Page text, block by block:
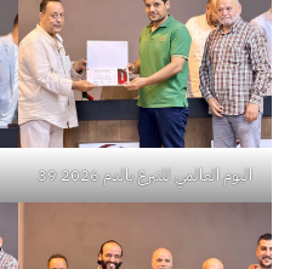
اليوم العالمي للتبرع بالدم 2026 39